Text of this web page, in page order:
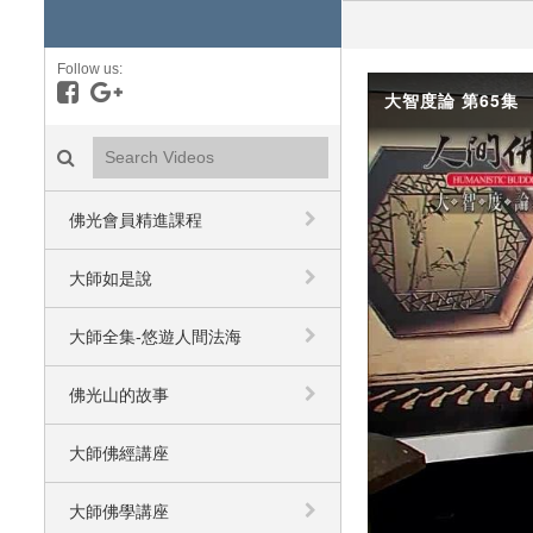
Follow us:
Like on Facebook
Follow on Google+
Search videos icon
佛光會員精進課程
大師如是說
大師全集-悠遊人間法海
佛光山的故事
大師佛經講座
大師佛學講座
大智度論 第65集